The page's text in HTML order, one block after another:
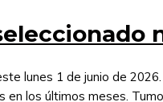
lunes 1 de junio de
los últimos meses.